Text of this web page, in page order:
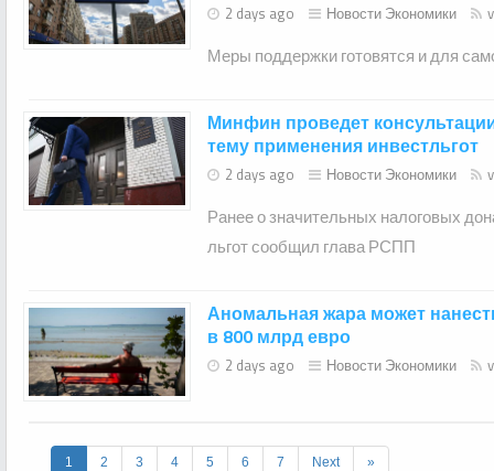
2 days ago Новости Экономики
Меры поддержки готовятся и для
Минфин проведет
тему применения инвестльгот
2 days ago Новости Экономики
Ранее о значительных налоговых
льгот сообщил глава РСПП
Аномальная жара может
в 800 млрд евро
2 days ago Новости Экономики
1 2 3 4 5 6 7 Next »